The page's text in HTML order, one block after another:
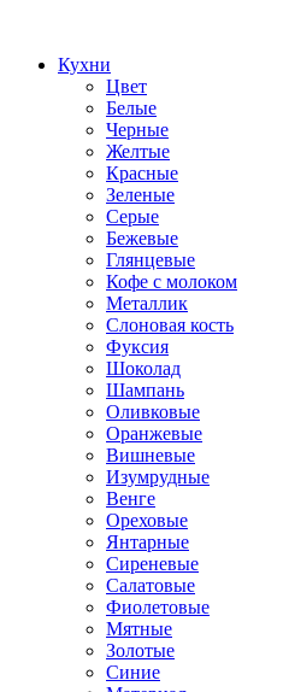
Кухни
Цвет
Белые
Черные
Желтые
Красные
Зеленые
Серые
Бежевые
Глянцевые
Кофе с молоком
Металлик
Слоновая кость
Фуксия
Шоколад
Шампань
Оливковые
Оранжевые
Вишневые
Изумрудные
Венге
Ореховые
Янтарные
Сиреневые
Салатовые
Фиолетовые
Мятные
Золотые
Синие